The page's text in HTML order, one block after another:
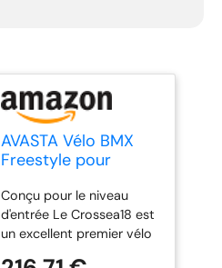
AVASTA Vélo BMX
Freestyle pour
Ans, garçons, Filles
et Adolescents
débutants, Blanc
Conçu pour le niveau
d'entrée Le Crossea18 est
un excellent premier vélo